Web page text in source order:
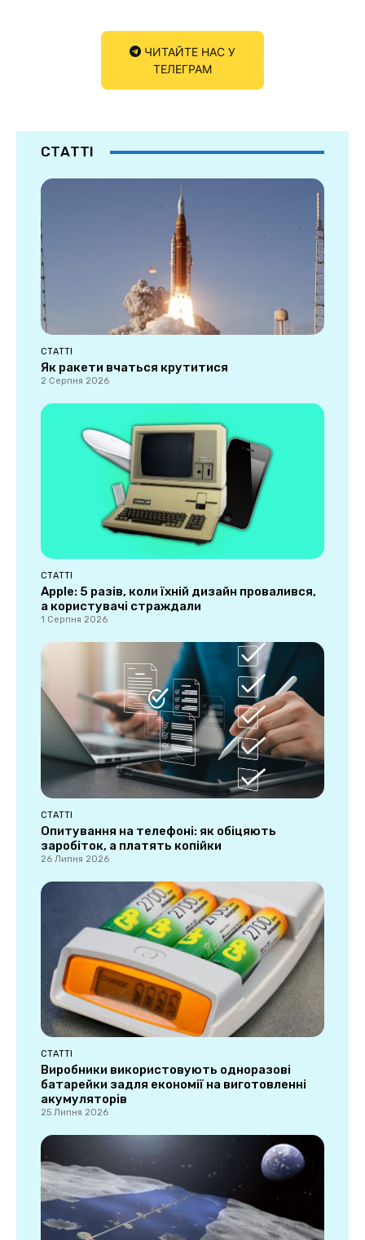
ЧИТАЙТЕ НАС У
ТЕЛЕГРАМ
СТАТТІ
СТАТТІ
Як ракети вчаться крутитися
2 Серпня 2026
СТАТТІ
Apple: 5 разів, коли їхній дизайн провалився,
а користувачі страждали
1 Серпня 2026
СТАТТІ
Опитування на телефоні: як обіцяють
заробіток, а платять копійки
26 Липня 2026
СТАТТІ
Виробники використовують одноразові
батарейки задля економії на виготовленні
акумуляторів
25 Липня 2026